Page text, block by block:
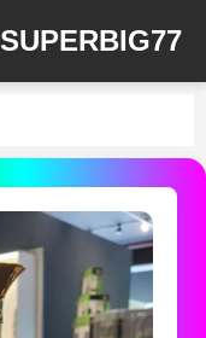
SUPERBIG77